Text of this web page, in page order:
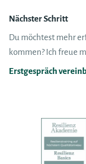
Nächster Schritt
Du möchtest mehr
kommen? Ich freue
Erstgespräch